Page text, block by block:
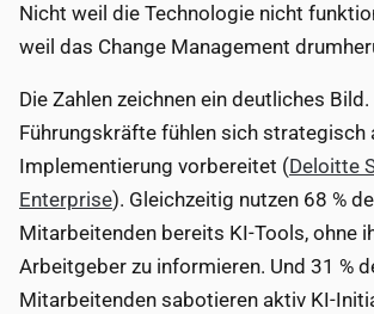
Nicht weil die Technologie nicht
weil das Change Management
Die Zahlen zeichnen ein deutliches
Führungskräfte fühlen sich strategisch
Implementierung vorbereitet (Deloitte
Enterprise). Gleichzeitig nutzen 68 %
Mitarbeitenden bereits KI-Tools, ohne
Arbeitgeber zu informieren. Und 31 %
Mitarbeitenden sabotieren aktiv KI-